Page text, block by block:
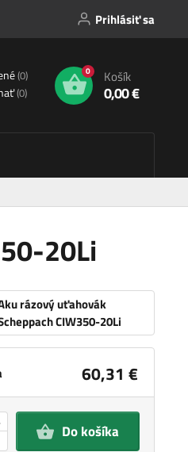
Prihlásiť sa
(0)
(0)
0 Košík
0,00 €
20Li
rázový uťahovák
CIW350-20Li
60,31 €
Do košíka